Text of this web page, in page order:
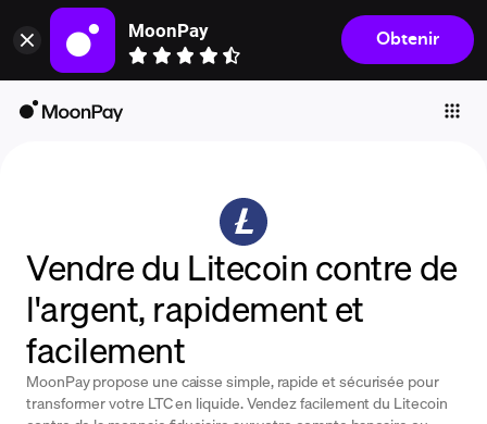
MoonPay
Obtenir
Individuals
Company
Crypto Prices
Learn
Support
Vendre du Litecoin contre de
l'argent, rapidement et
facilement
MoonPay propose une caisse simple, rapide et sécurisée pour
transformer votre LTC en liquide. Vendez facilement du Litecoin